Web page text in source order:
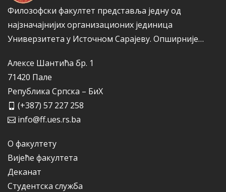
Филозофски факултет представља једну од
најзначајнијих организационих јединица
Универзитета у Источном Сарајеву. Опширније…
Алексе Шантића бр. 1
71420 Пале
Република Српска – БиХ
(+387) 57 227 258
info@ff.ues.rs.ba
О факултету
Вијеће факултета
Деканат
Студентска служба